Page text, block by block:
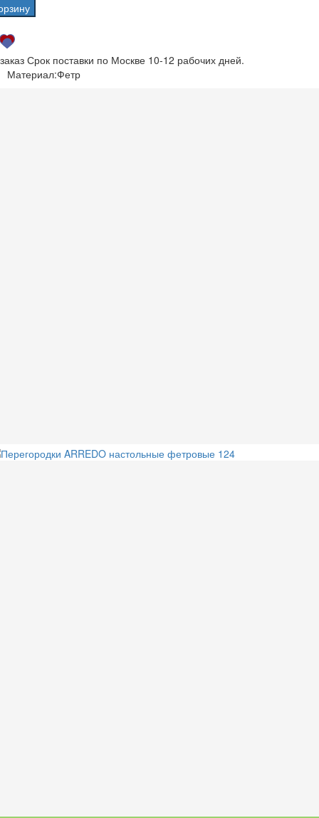
Срок поставки по Москве 10-12 рабочих дней.
Материал:Фетр